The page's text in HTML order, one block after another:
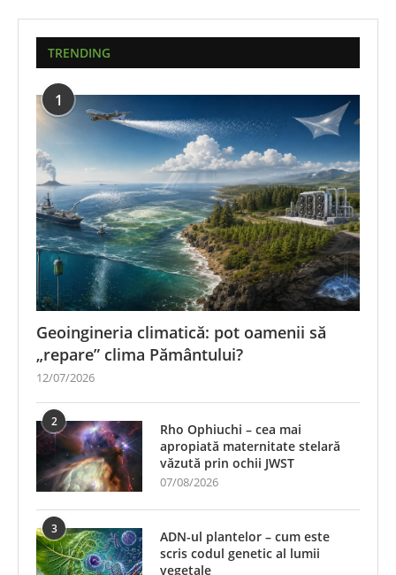
TRENDING
1
Geoingineria climatică: pot oamenii să
„repare” clima Pământului?
12/07/2026
2
Rho Ophiuchi – cea mai
apropiată maternitate stelară
văzută prin ochii JWST
07/08/2026
3
ADN-ul plantelor – cum este
scris codul genetic al lumii
vegetale